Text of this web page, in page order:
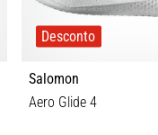
Desconto
Salomon
Aero Glide 4